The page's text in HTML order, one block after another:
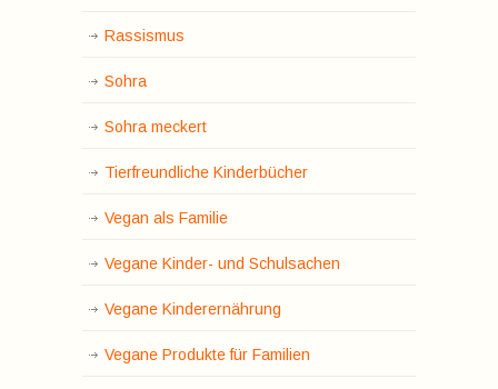
Rassismus
Sohra
Sohra meckert
Tierfreundliche Kinderbücher
Vegan als Familie
Vegane Kinder- und Schulsachen
Vegane Kinderernährung
Vegane Produkte für Familien